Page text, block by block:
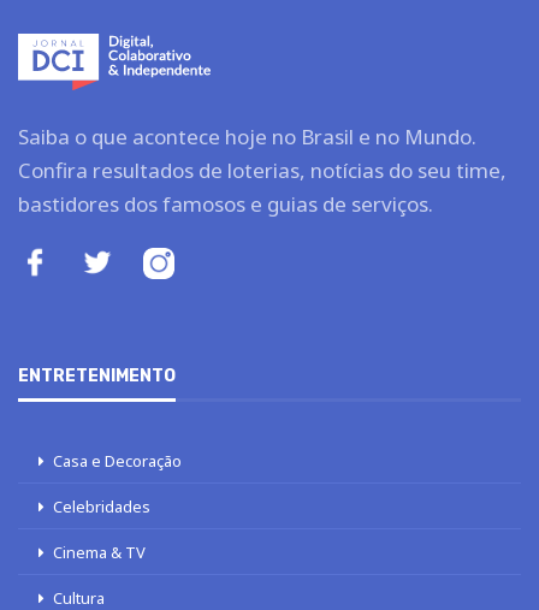
Saiba o que acontece hoje no Brasil e no Mundo.
Confira resultados de loterias, notícias do seu time,
bastidores dos famosos e guias de serviços.
ENTRETENIMENTO
Casa e Decoração
Celebridades
Cinema & TV
Cultura